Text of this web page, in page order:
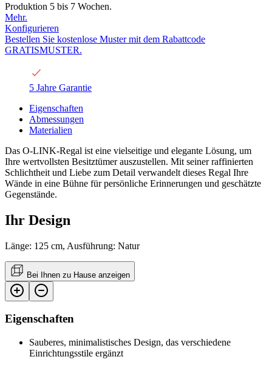
Produktion 5 bis 7 Wochen.
Mehr.
Konfigurieren
Bestellen Sie kostenlose Muster mit dem Rabattcode
GRATISMUSTER.
5 Jahre Garantie
Eigenschaften
Abmessungen
Materialien
Das O-LINK-Regal ist eine vielseitige und elegante Lösung, um
Ihre wertvollsten Besitztümer auszustellen. Mit seiner raffinierten
Schlichtheit und Liebe zum Detail verwandelt dieses Regal Ihre
Wände in eine Bühne für persönliche Erinnerungen und geschätzte
Gegenstände.
Ihr Design
Länge: 125 cm, Ausführung: Natur
Bei Ihnen zu Hause anzeigen
Eigenschaften
Sauberes, minimalistisches Design, das verschiedene
Einrichtungsstile ergänzt